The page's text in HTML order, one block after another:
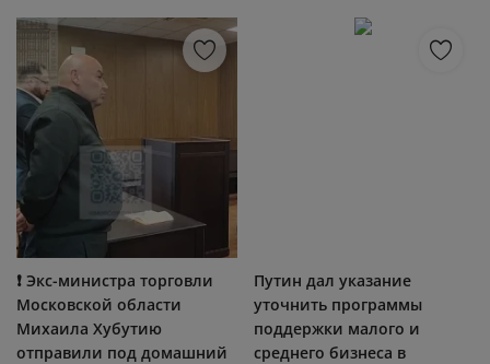
❗ Экс-министра торговли
Московской области
Михаила Хубутию
отправили под домашний
Путин дал указание
уточнить программы
поддержки малого и
среднего бизнеса в